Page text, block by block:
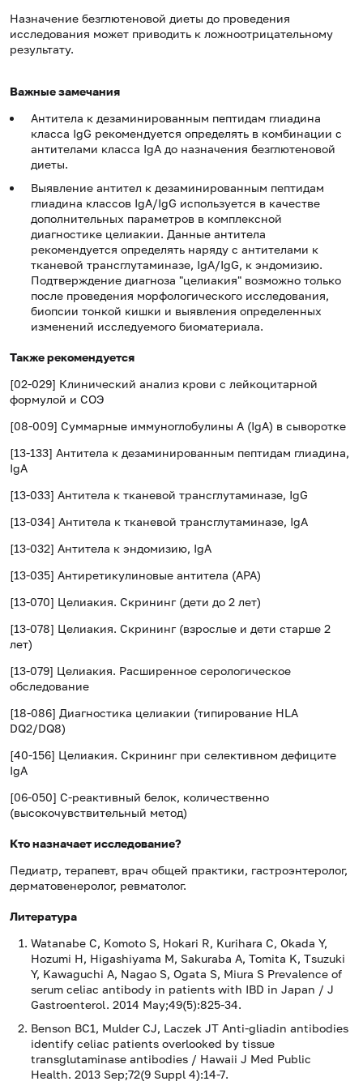
Назначение безглютеновой диеты до проведения
исследования может приводить к ложноотрицательному
результату.
Важные замечания
Антитела к дезаминированным пептидам глиадина
класса IgG рекомендуется определять в комбинации с
антителами класса IgA до назначения безглютеновой
диеты.
Выявление антител к дезаминированным пептидам
глиадина классов IgA/IgG используется в качестве
дополнительных параметров в комплексной
диагностике целиакии. Данные антитела
рекомендуется определять наряду с антителами к
тканевой трансглутаминазе, IgA/IgG, к эндомизию.
Подтверждение диагноза "целиакия" возможно только
после проведения морфологического исследования,
биопсии тонкой кишки и выявления определенных
изменений исследуемого биоматериала.
Также рекомендуется
[02-029] Клинический анализ крови с лейкоцитарной
формулой и СОЭ
[08-009] Суммарные иммуноглобулины A (IgA) в сыворотке
[13-133] Антитела к дезаминированным пептидам глиадина,
IgA
[13-033] Антитела к тканевой трансглутаминазе, IgG
[13-034] Антитела к тканевой трансглутаминазе, IgA
[13-032] Антитела к эндомизию, IgA
[13-035] Антиретикулиновые антитела (APA)
[13-070] Целиакия. Скрининг (дети до 2 лет)
[13-078] Целиакия. Скрининг (взрослые и дети старше 2
лет)
[13-079] Целиакия. Расширенное серологическое
обследование
[18-086] Диагностика целиакии (типирование HLA
DQ2/DQ8)
[40-156] Целиакия. Скрининг при селективном дефиците
IgA
[06-050] С-реактивный белок, количественно
(высокочувствительный метод)
Кто назначает исследование?
Педиатр, терапевт, врач общей практики, гастроэнтеролог,
дерматовенеролог, ревматолог.
Литература
Watanabe C, Komoto S, Hokari R, Kurihara C, Okada Y,
Hozumi H, Higashiyama M, Sakuraba A, Tomita K, Tsuzuki
Y, Kawaguchi A, Nagao S, Ogata S, Miura S Prevalence of
serum celiac antibody in patients with IBD in Japan / J
Gastroenterol. 2014 May;49(5):825-34.
Benson BC1, Mulder CJ, Laczek JT Anti-gliadin antibodies
identify celiac patients overlooked by tissue
transglutaminase antibodies / Hawaii J Med Public
Health. 2013 Sep;72(9 Suppl 4):14-7.